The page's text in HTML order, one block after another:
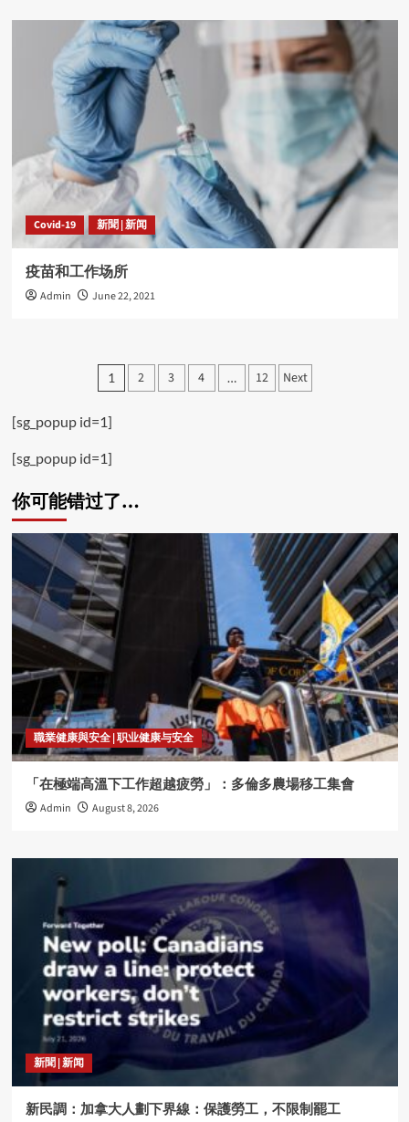
Covid-19 新聞 | 新闻
疫苗和工作场所
Admin June 22, 2021
Posts
pagination
1 2 3 4 … 12 Next
[sg_popup id=1]
[sg_popup id=1]
你可能错过了…
職業健康與安全 | 职业健康与安全
「在極端高溫下工作超越疲勞」：多倫多農場移工集會
Admin August 8, 2026
新聞 | 新闻
新民調：加拿大人劃下界線：保護勞工，不限制罷工